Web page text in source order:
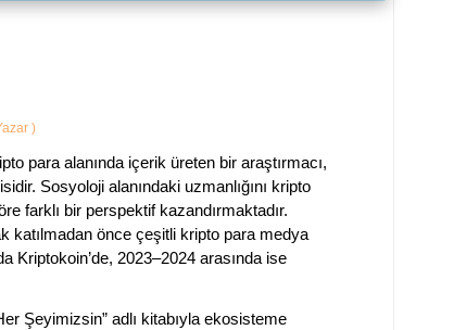
)
para alanında içerik üreten bir araştırmacı,
Sosyoloji alanındaki uzmanlığını kripto
farklı bir perspektif kazandırmaktadır.
katılmadan önce çeşitli kripto para medya
Kriptokoin’de, 2023–2024 arasında ise
Şeyimizsin” adlı kitabıyla ekosisteme